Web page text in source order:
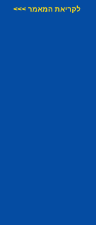
לקריאת המאמר >>>